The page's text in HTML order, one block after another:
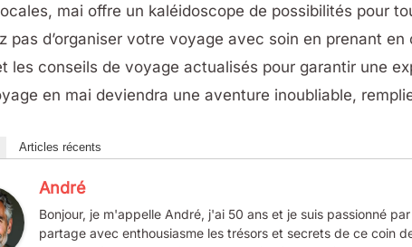
mai offre un kaléidoscope de possibilités pour
pas d’organiser votre voyage avec soin en prenant
les conseils de voyage actualisés pour garantir une
en mai deviendra une aventure inoubliable,
Articles récents
André
Bonjour, je m'appelle André, j'ai 50 ans et je suis passionné
partage avec enthousiasme les trésors et secrets de ce coin